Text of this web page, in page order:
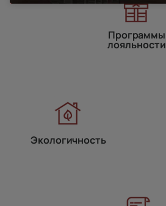
Программы
лояльности
Экологичность